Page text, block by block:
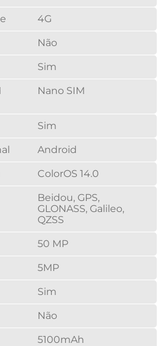
4G
Não
Sim
Nano SIM
Sim
Android
ColorOS 14.0
Beidou, GPS,
GLONASS, Galileo,
QZSS
50 MP
5MP
Sim
Não
5100mAh